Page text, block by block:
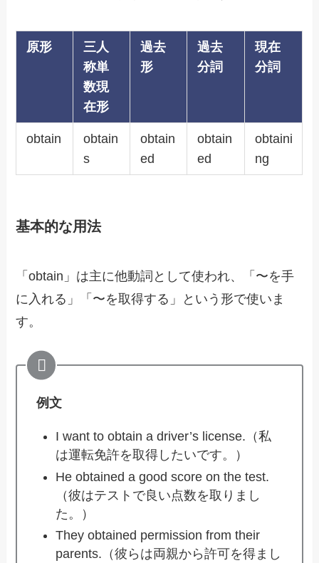
原形
三人
称単
数現
在形
過去
形
過去
分詞
現在
分詞
obtain
obtain
s
obtain
ed
obtain
ed
obtaini
ng
基本的な用法
「obtain」は主に他動詞として使われ、「〜を手
に入れる」「〜を取得する」という形で使いま
す。
例文
I want to obtain a driver’s license.（私
は運転免許を取得したいです。）
He obtained a good score on the test.
（彼はテストで良い点数を取りまし
た。）
They obtained permission from their
parents.（彼らは両親から許可を得まし